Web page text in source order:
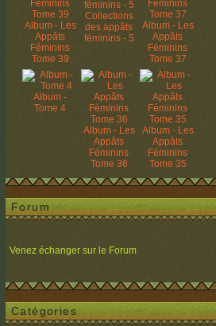
Album - Les
Appâts
Féminins
Tome 39
Collections
des appâts
féminins - 5
Album - Les
Appâts
Féminins
Tome 37
Album -
Tome 4
Album - Les
Appâts
Féminins
Tome 36
Album - Les
Appâts
Féminins
Tome 35
Forum
Venez échanger sur le Forum
Catégories